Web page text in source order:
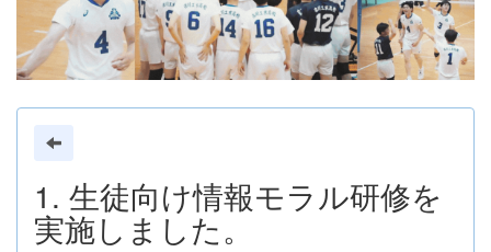
1. 生徒向け情報モラル研修を
実施しました。